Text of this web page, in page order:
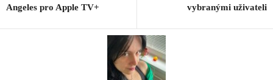
Angeles pro Apple TV+
vybranými uživateli